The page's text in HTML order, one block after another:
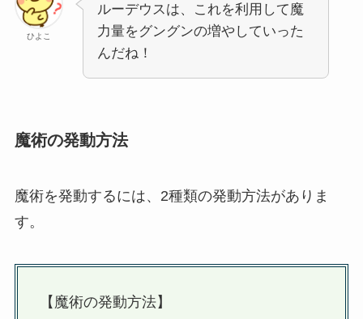
ひよこ
ルーデウスは、これを利用して魔
力量をグングンの増やしていった
んだね！
魔術の発動方法
魔術を発動するには、2種類の発動方法がありま
す。
【魔術の発動方法】